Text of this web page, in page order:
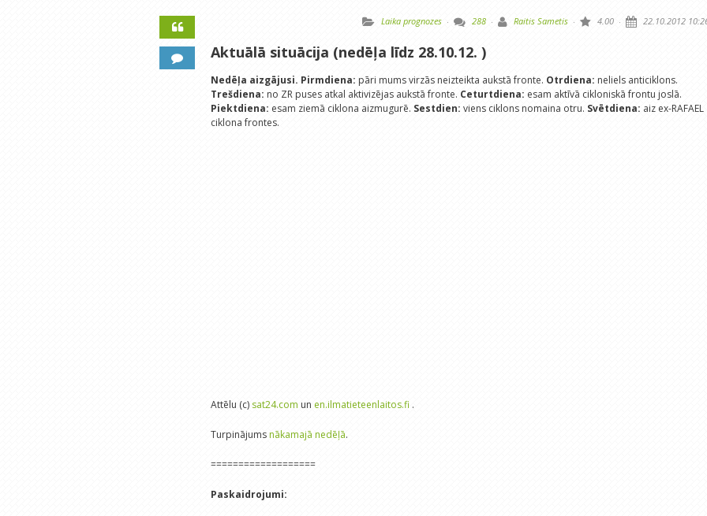
Laika prognozes · 288 · Raitis Sametis · 4.00 · 22.10.2012
Aktuālā situācija (nedēļa līdz 28.10.12. )
Nedēļa aizgājusi. Pirmdiena: pāri mums virzās neizteikta aukstā fronte. Otrdiena: neliels anticiklons.
Trešdiena: no ZR puses atkal aktivizējas aukstā fronte. Ceturtdiena: esam aktīvā cikloniskā frontu joslā.
Piektdiena: esam ziemā ciklona aizmugurē. Sestdien: viens ciklons nomaina otru. Svētdiena: aiz ex-RAFAEL
ciklona frontes.
Attēlu (c) sat24.com un en.ilmatieteenlaitos.fi .
Turpinājumsnākamajā nedēļā.
===================
Paskaidrojumi: